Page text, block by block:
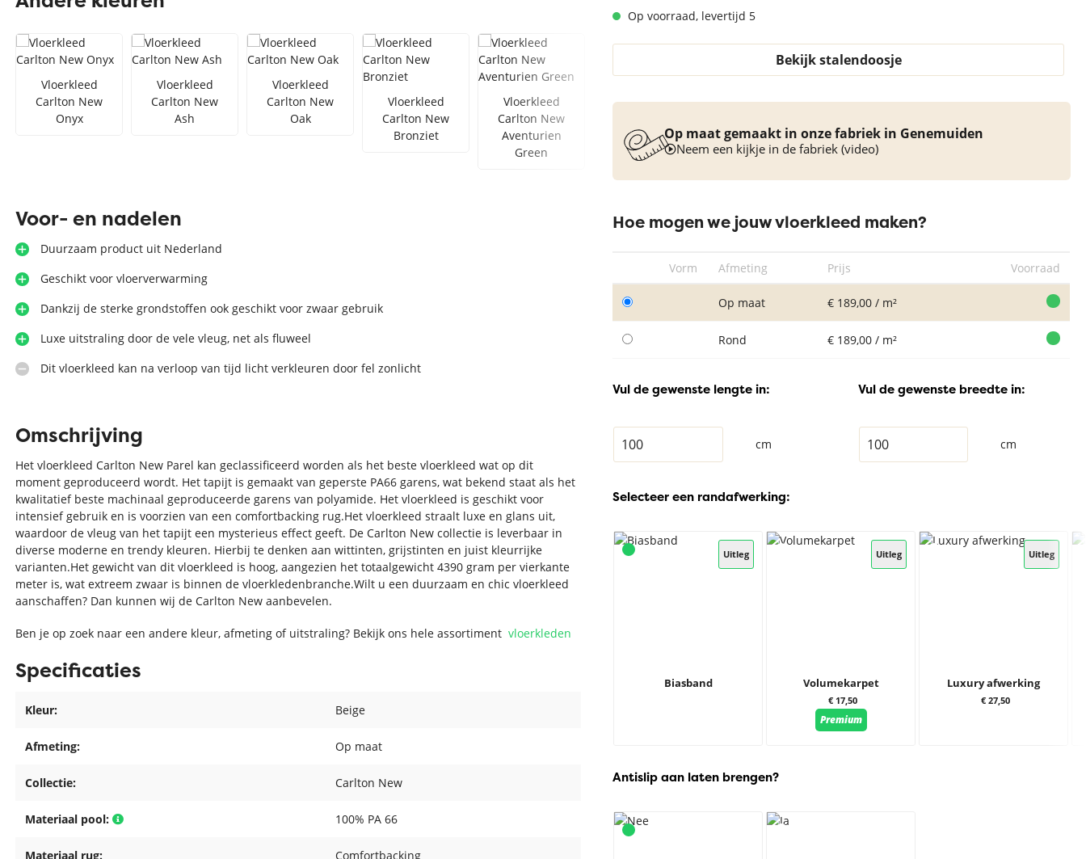
Vloerkleed zwart wit
Vloerkleed turquoise
Toon alles Soorten
Toon alles Afmetingen
Op voorraad, levertijd 5
Bekijk stalendoosje
Op maat gemaakt in onze fabriek in Genemuiden
Neem een kijkje in de fabriek (video)
Hoe mogen we jouw vloerkleed maken?
Vorm Afmeting Prijs Voorraad
Op maat € 189,00 / m²
Rond € 189,00 / m²
Vul de gewenste lengte in:
cm
Vul de gewenste breedte in:
cm
Selecteer een randafwerking:
Uitleg
Biasband
Uitleg
Volumekarpet
€ 17,50
Premium
Uitleg
Luxury afwerking
€ 27,50
Antislip aan laten brengen?
Vloerkleed
Carlton New
Onyx
Vloerkleed
Carlton New
Ash
Vloerkleed
Carlton New
Oak
Vloerkleed
Carlton New
Bronziet
Vloerkleed
Carlton New
Aventurien
Green
Carlton New
Vloerkleed
Saffier Blue
Vloerkleed
Calciet
Vloerkleed
Smoked Oak
Voor- en nadelen
Duurzaam product uit Nederland
Geschikt voor vloerverwarming
Dankzij de sterke grondstoffen ook geschikt voor zwaar gebruik
Luxe uitstraling door de vele vleug, net als fluweel
Dit vloerkleed kan na verloop van tijd licht verkleuren door fel zonlicht
Omschrijving
Het vloerkleed Carlton New Parel kan geclassificeerd worden als het beste vloerkleed wat op dit
moment geproduceerd wordt. Het tapijt is gemaakt van geperste PA66 garens, wat bekend staat als het
kwalitatief beste machinaal geproduceerde garens van polyamide. Het vloerkleed is geschikt voor
intensief gebruik en is voorzien van een comfortbacking rug.Het vloerkleed straalt luxe en glans uit,
waardoor de vleug van het tapijt een mysterieus effect geeft. De Carlton New collectie is leverbaar in
diverse moderne en trendy kleuren. Hierbij te denken aan wittinten, grijstinten en juist kleurrijke
varianten.Het gewicht van dit vloerkleed is hoog, aangezien het totaalgewicht 4390 gram per vierkante
meter is, wat extreem zwaar is binnen de vloerkledenbranche.Wilt u een duurzaam en chic vloerkleed
aanschaffen? Dan kunnen wij de Carlton New aanbevelen.
Ben je op zoek naar een andere kleur, afmeting of uitstraling? Bekijk ons hele assortimentvloerkleden
Specificaties
Kleur: Beige
Afmeting: Op maat
Collectie: Carlton New
Materiaal pool: 100% PA 66
Materiaal rug: Comfortbacking